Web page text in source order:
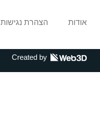
אודות הצהרת נגישות
Created by